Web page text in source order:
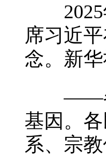
席习近
念。新
——各
基因。
系、宗